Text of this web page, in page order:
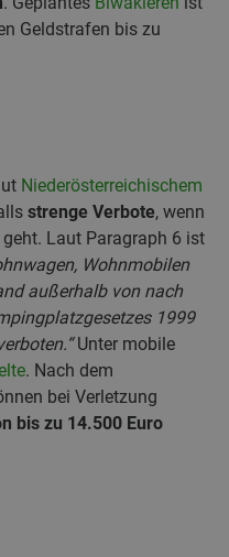
Geldstrafen bis zu
Niederösterreichischem
strenge Verbote, wenn
Laut Paragraph 6 ist
Wohnmobilen
außerhalb von nach
1999
Unter mobile
. Nach dem
bei Verletzung
bis zu 14.500 Euro